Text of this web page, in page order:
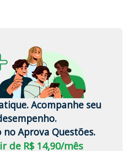
Acompanhe seu
no Aprova Questões.
de R$ 14,90/mês